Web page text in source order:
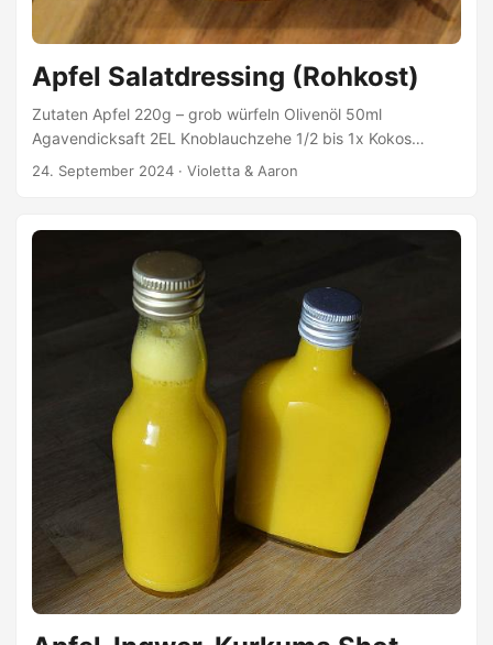
Apfel Salatdressing (Rohkost)
Zutaten Apfel 220g – grob würfeln Olivenöl 50ml
Agavendicksaft 2EL Knoblauchzehe 1/2 bis 1x Kokos
Aminos Würzsauce (Soja Alternative) 1EL Mandelmus 30ml
24. September 2024 · Violetta & Aaron